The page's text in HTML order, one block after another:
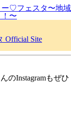
ー♡フェスタ〜地域
〜
Official Site
のInstagramもぜひ